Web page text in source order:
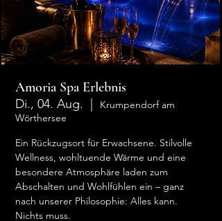
Amoria Spa Erlebnis
Di., 04. Aug.
Krumpendorf am
Wörthersee
Ein Rückzugsort für Erwachsene. Stilvolle
Wellness, wohltuende Wärme und eine
besondere Atmosphäre laden zum
Abschalten und Wohlfühlen ein – ganz
nach unserer Philosophie: Alles kann.
Nichts muss.